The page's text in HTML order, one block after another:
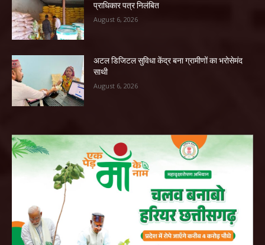
प्राधिकार पत्र निलंबित
August 6, 2026
अटल डिजिटल सुविधा केंद्र बना ग्रामीणों का भरोसेमंद
साथी
August 6, 2026